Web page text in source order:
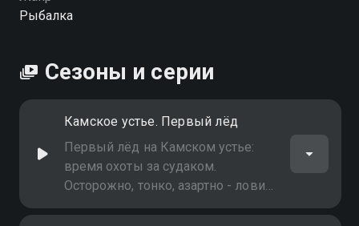
Рыбалка
Сезоны и серии
Камское устье. Первый лёд
Первый лёд на Камском устье:
время охоты за судаком.
Осторожно, тонко, азартно - ловим
хищника, пока зима не вступила в